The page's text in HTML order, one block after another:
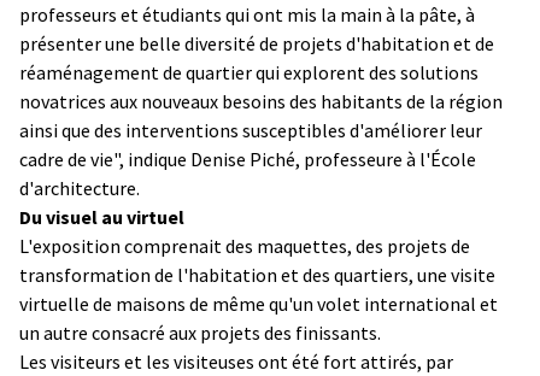
professeurs et étudiants qui ont mis la main à la pâte, à
présenter une belle diversité de projets d'habitation et de
réaménagement de quartier qui explorent des solutions
novatrices aux nouveaux besoins des habitants de la région
ainsi que des interventions susceptibles d'améliorer leur
cadre de vie", indique Denise Piché, professeure à l'École
d'architecture.
Du visuel au virtuel
L'exposition comprenait des maquettes, des projets de
transformation de l'habitation et des quartiers, une visite
virtuelle de maisons de même qu'un volet international et
un autre consacré aux projets des finissants.
Les visiteurs et les visiteuses ont été fort attirés, par